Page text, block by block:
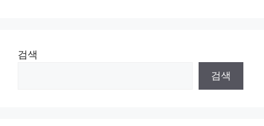
검색
검색